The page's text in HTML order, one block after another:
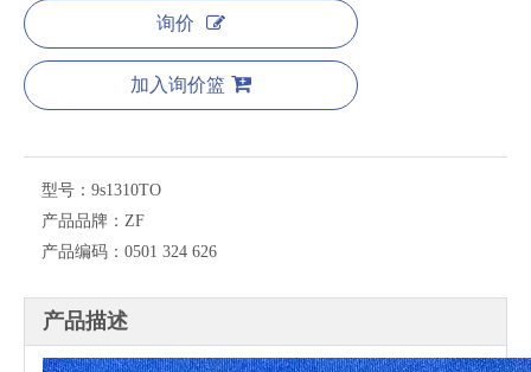
询价
加入询价篮
型号： 9s1310TO
产品品牌： ZF
产品编码： 0501 324 626
产品描述